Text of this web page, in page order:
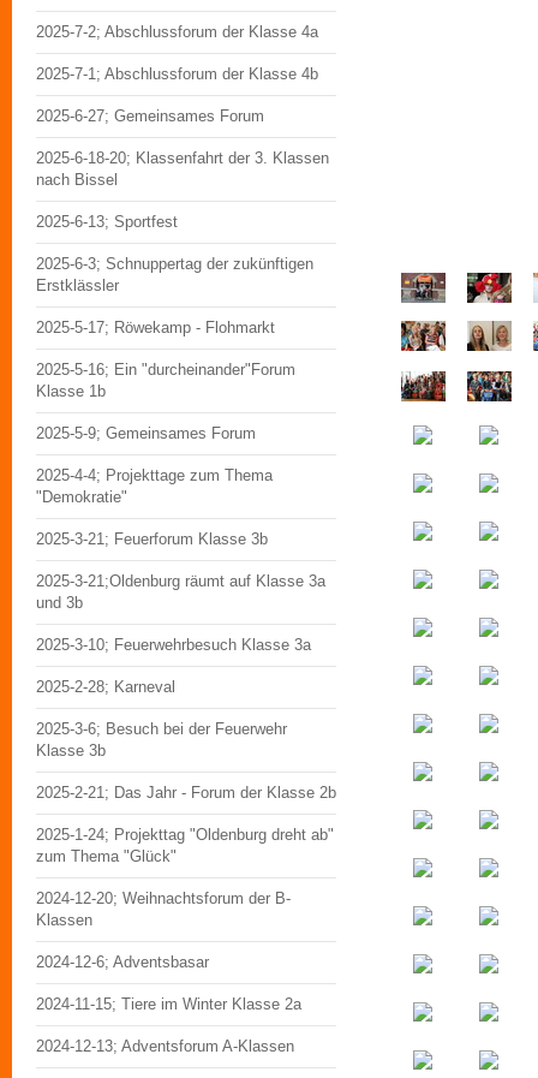
2025-7-2; Abschlussforum der Klasse 4a
2025-7-1; Abschlussforum der Klasse 4b
2025-6-27; Gemeinsames Forum
2025-6-18-20; Klassenfahrt der 3. Klassen
nach Bissel
2025-6-13; Sportfest
2025-6-3; Schnuppertag der zukünftigen
Erstklässler
2025-5-17; Röwekamp - Flohmarkt
2025-5-16; Ein "durcheinander"Forum
Klasse 1b
2025-5-9; Gemeinsames Forum
2025-4-4; Projekttage zum Thema
"Demokratie"
2025-3-21; Feuerforum Klasse 3b
2025-3-21;Oldenburg räumt auf Klasse 3a
und 3b
2025-3-10; Feuerwehrbesuch Klasse 3a
2025-2-28; Karneval
2025-3-6; Besuch bei der Feuerwehr
Klasse 3b
2025-2-21; Das Jahr - Forum der Klasse 2b
2025-1-24; Projekttag "Oldenburg dreht ab"
zum Thema "Glück"
2024-12-20; Weihnachtsforum der B-
Klassen
2024-12-6; Adventsbasar
2024-11-15; Tiere im Winter Klasse 2a
2024-12-13; Adventsforum A-Klassen